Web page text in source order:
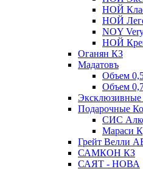
НОЙ
НОЙ
NOY
НОЙ
Оганян КЗ
Мадатовъ
Объем
Объем
Эксклюзивные
Подарочные
СИС
Мараси
Грейт Велли
САМКОН КЗ
САЯТ - НОВА